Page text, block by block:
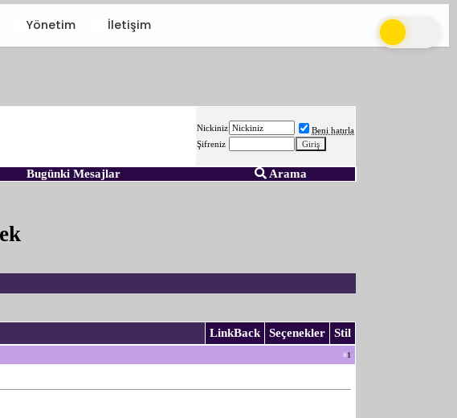
Yönetim İletişim
Nickiniz
Beni hatırla
Şifreniz
Bugünki Mesajlar Arama
LinkBack Seçenekler Stil
#1